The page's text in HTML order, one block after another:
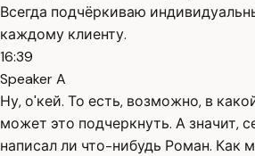
Всегда подчёркиваю
каждому клиенту.
16:39
Speaker A
Ну, о'кей. То есть, возможно, в
может это подчеркнуть. А значит,
написал ли что-нибудь Роман. Как